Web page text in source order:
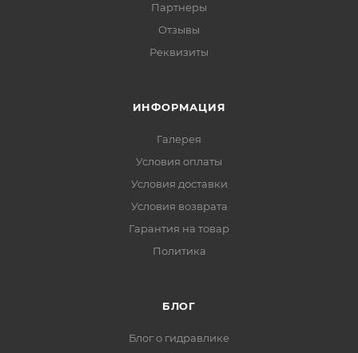
Партнеры
Отзывы
Реквизиты
ИНФОРМАЦИЯ
Галерея
Условия оплаты
Условия доставки
Условия возврата
Гарантия на товар
Политика
БЛОГ
Блог о гидравлике